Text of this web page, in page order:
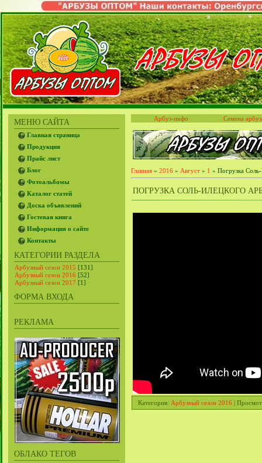
МЕНЮ САЙТА
Главная страница
Продукция
Прайс лист
Блог
Фотоальбомы
Каталог статей
Доска объявлений
Гостевая книга
Информация о сайте
Контакты
КАТЕГОРИИ РАЗДЕЛА
Арбузный сезон 2015 [131]
Арбузный сезон 2016 [52]
Арбузный сезон 2017 [1]
ФОРМА ВХОДА
РЕКЛАМА
ОБЛАКО ТЕГОВ
Арбуз-инфо Семена
Главная » 2016 » Август » 1 » Погрузка
ПОГРУЗКА СОЛЬ-ИЛЕЦКОГО
Категория: Арбузный сезон 2016 |